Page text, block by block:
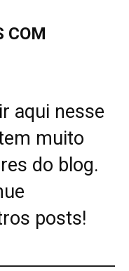
COM
aqui nesse
muito
do blog.
posts!